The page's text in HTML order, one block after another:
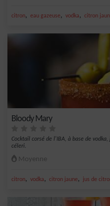
citron, eau gazeuse, vodka, citron
Bloody Mary
Cocktail corsé de l'IBA, à base de
céleri.
Moyenne
citron, vodka, citron jaune, jus de